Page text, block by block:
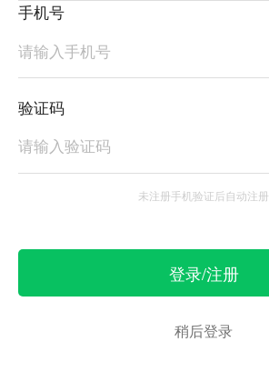
手机号
验证码
未注册手机验证后自动注册
登录/注册
稍后登录